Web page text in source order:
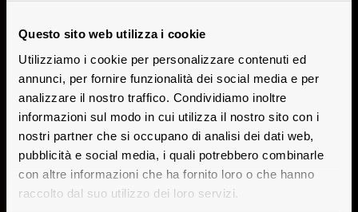
Questo sito web utilizza i cookie
Utilizziamo i cookie per personalizzare contenuti ed
annunci, per fornire funzionalità dei social media e per
analizzare il nostro traffico. Condividiamo inoltre
informazioni sul modo in cui utilizza il nostro sito con i
nostri partner che si occupano di analisi dei dati web,
pubblicità e social media, i quali potrebbero combinarle
con altre informazioni che ha fornito loro o che hanno
raccolto dal suo utilizzo dei loro servizi.